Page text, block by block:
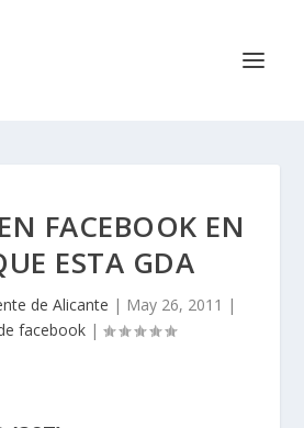
FACEBOOK EN
ESTA GDA
de Alicante | May 26, 2011 |
facebook |